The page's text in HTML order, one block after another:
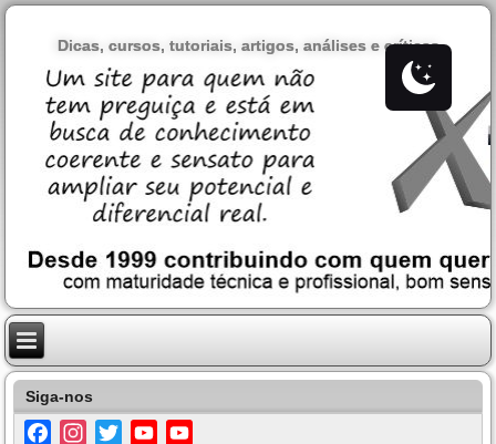
Dicas, cursos, tutoriais, artigos, análises e críticas
Siga-nos
FacebookInstagramTwitterYouTube